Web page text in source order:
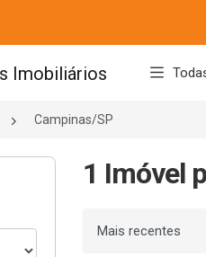
Campinas/SP
1 Imóvel
Ordenar por